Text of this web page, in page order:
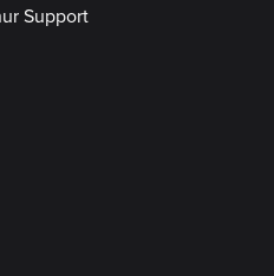
Support